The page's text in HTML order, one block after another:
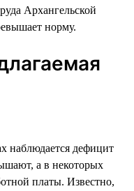
Архангельской
норму.
наблюдается дефицит
а в некоторых
платы. Известно,